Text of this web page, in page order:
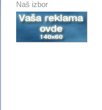
Naš izbor